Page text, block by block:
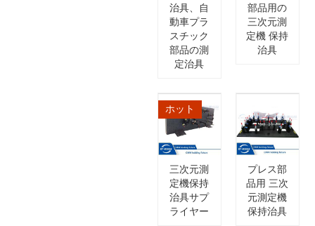
治具、自
動車プラ
スチック
部品の測
定治具
部品用の
三次元測
定機 保持
治具
ホット
三次元測
定機保持
治具サプ
ライヤー
プレス部
品用 三次
元測定機
保持治具